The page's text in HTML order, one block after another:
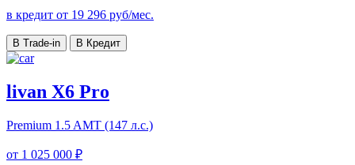
в кредит от 19 296 руб/мес.
В Trade-in В Кредит
livan X6 Pro
Premium 1.5 AMT (147 л.с.)
от 1 025 000 ₽